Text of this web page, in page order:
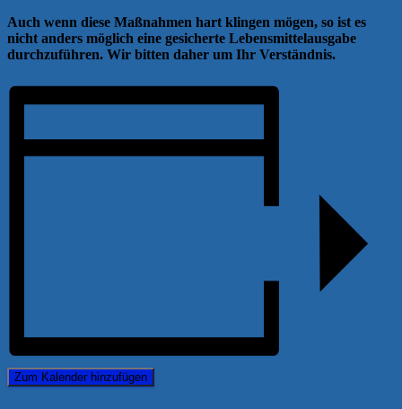
Auch wenn diese Maßnahmen hart klingen mögen, so ist es
nicht anders möglich eine gesicherte Lebensmittelausgabe
durchzuführen. Wir bitten daher um Ihr Verständnis.
Zum Kalender hinzufügen